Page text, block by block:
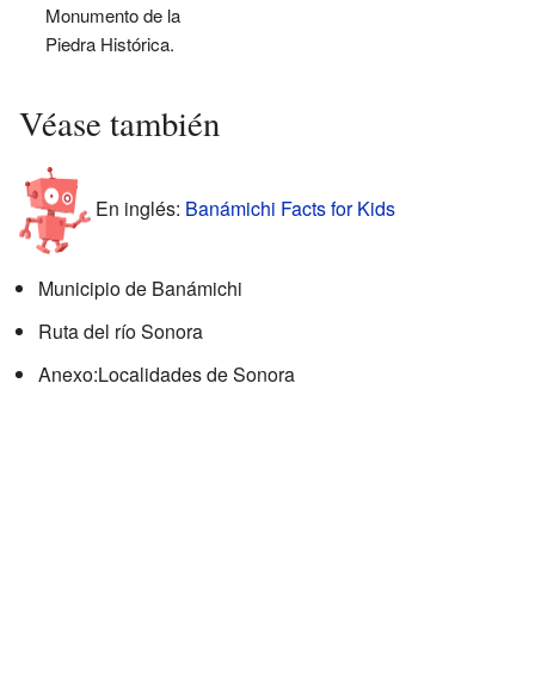
Monumento de la
Piedra Histórica.
Véase también
En inglés: Banámichi Facts for Kids
Municipio de Banámichi
Ruta del río Sonora
Anexo:Localidades de Sonora